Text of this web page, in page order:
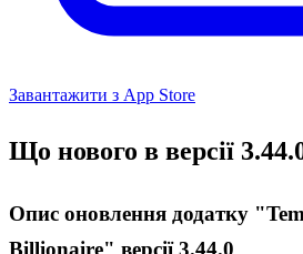
Завантажити з App Store
Що нового в версії
Опис оновлення додатку
Billionaire" версії 3.44.0